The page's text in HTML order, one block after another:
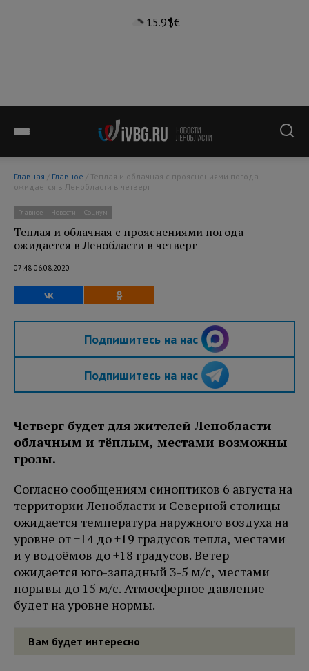
15.9°$€
Главная / Главное
ожидается в Ленобласти в четверг
Главное Новости Социум
Теплая и облачная с прояснениями погода
ожидается в Ленобласти в четверг
07:48 06.08.2020
Подпишитесь на нас
Подпишитесь на нас
Четверг будет для жителей Ленобласти
облачным и тёплым, местами возможны
грозы.
Согласно сообщениям синоптиков 6 августа на
территории Ленобласти и Северной столицы
ожидается температура наружного воздуха на
уровне от +14 до +19 градусов тепла, местами
и у водоёмов до +18 градусов. Ветер
ожидается юго-западный 3-5 м/с, местами
порывы до 15 м/с. Атмосферное давление
будет на уровне нормы.
Вам будет интересно